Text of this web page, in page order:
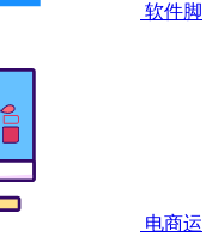
软件脚
电商运